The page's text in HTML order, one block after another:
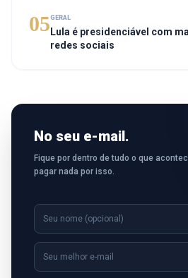
05GERAL
Lula é presidenciável com
redes sociais
No seu e-mail.
Fique por dentro de tudo o que
pagar nada por isso.